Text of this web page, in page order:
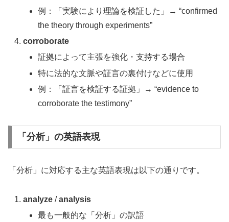
例：「実験により理論を検証した」→ “confirmed
the theory through experiments”
corroborate
証拠によって主張を強化・支持する場合
特に法的な文脈や証言の裏付けなどに使用
例：「証言を検証する証拠」→ “evidence to
corroborate the testimony”
「分析」の英語表現
「分析」に対応する主な英語表現は以下の通りです。
analyze /analysis
最も一般的な「分析」の訳語